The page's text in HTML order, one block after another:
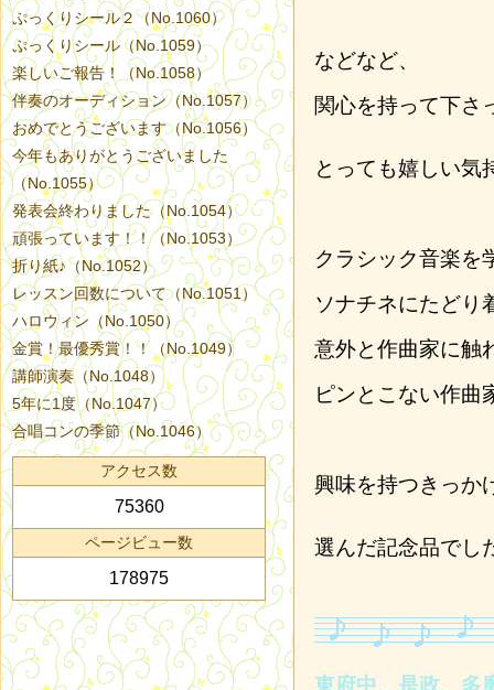
などなど、
関心を持って下さ
とっても嬉しい気
クラシック音楽を
ソナチネにたどり
意外と作曲家に触
ピンとこない作曲
興味を持つきっか
選んだ記念品でし
東府中、是政、多
ぷっくりシール２（No.1060）
ぷっくりシール（No.1059）
楽しいご報告！（No.1058）
伴奏のオーディション（No.1057）
おめでとうございます（No.1056）
今年もありがとうございました
（No.1055）
発表会終わりました（No.1054）
頑張っています！！（No.1053）
折り紙♪（No.1052）
レッスン回数について（No.1051）
ハロウィン（No.1050）
金賞！最優秀賞！！（No.1049）
講師演奏（No.1048）
5年に1度（No.1047）
合唱コンの季節（No.1046）
アクセス数
75360
ページビュー数
178975